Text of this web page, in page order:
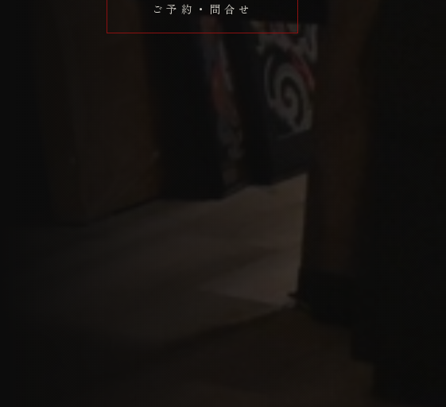
ご予約・問合せ